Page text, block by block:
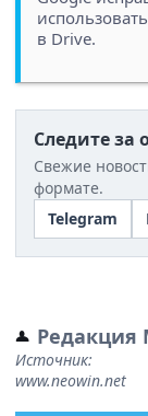
в Drive.
Следите за
Свежие
формате.
Telegram
Редакция
Источник:
www.neowin.net